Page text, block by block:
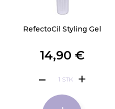
RefectoCil Styling Gel
14,90 €
STK